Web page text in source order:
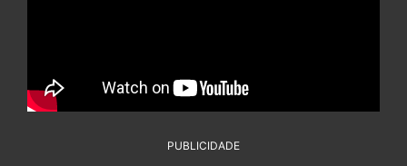
PUBLICIDADE